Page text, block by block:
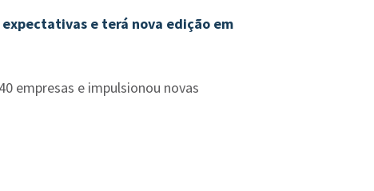
e terá nova edição em
empresas e impulsionou novas